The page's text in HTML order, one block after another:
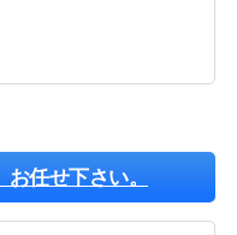
任せ下さい。